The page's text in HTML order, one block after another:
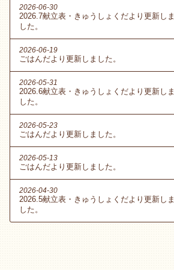
2026-06-30
2026.7献立表・きゅうしょくだより更新しま
した。
2026-06-19
ごはんだより更新しました。
2026-05-31
2026.6献立表・きゅうしょくだより更新しま
した。
2026-05-23
ごはんだより更新しました。
2026-05-13
ごはんだより更新しました。
2026-04-30
2026.5献立表・きゅうしょくだより更新しま
した。